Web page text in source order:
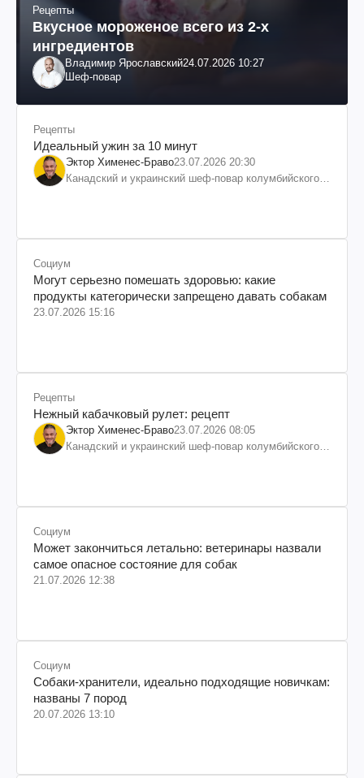
Рецепты
Вкусное мороженое всего из 2-х
ингредиентов
Владимир Ярославский24.07.2026 10:27
Шеф-повар
Рецепты
Идеальный ужин за 10 минут
Эктор Хименес-Браво23.07.2026 20:30
Канадский и украинский шеф-повар колумбийского
Социум
Могут серьезно помешать здоровью: какие
продукты категорически запрещено давать собакам
23.07.2026 15:16
Рецепты
Нежный кабачковый рулет: рецепт
Эктор Хименес-Браво23.07.2026 08:05
Канадский и украинский шеф-повар колумбийского
Социум
Может закончиться летально: ветеринары назвали
самое опасное состояние для собак
21.07.2026 12:38
Социум
Собаки-хранители, идеально подходящие новичкам:
названы 7 пород
20.07.2026 13:10